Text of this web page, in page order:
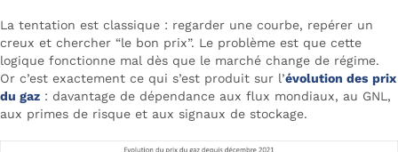
La tentation est classique : regarder une courbe, repérer un
creux et chercher “le bon prix”. Le problème est que cette
logique fonctionne mal dès que le marché change de régime.
Or c’est exactement ce qui s’est produit sur l’évolution des prix
du gaz : davantage de dépendance aux flux mondiaux, au GNL,
aux primes de risque et aux signaux de stockage.